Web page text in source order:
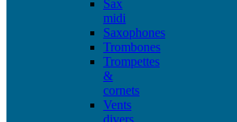
Sax
midi
Saxophones
Trombones
Trompettes
&
cornets
Vents
divers